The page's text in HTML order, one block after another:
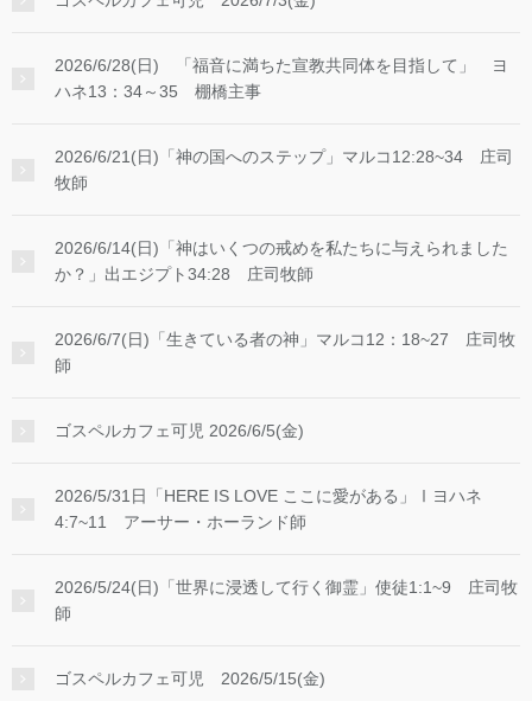
2026/6/28(日) 「福音に満ちた宣教共同体を目指して」 ヨ
ハネ13：34～35 棚橋主事
2026/6/21(日)「神の国へのステップ」マルコ12:28~34 庄司
牧師
2026/6/14(日)「神はいくつの戒めを私たちに与えられました
か？」出エジプト34:28 庄司牧師
2026/6/7(日)「生きている者の神」マルコ12：18~27 庄司牧
師
ゴスペルカフェ可児 2026/6/5(金)
2026/5/31日「HERE IS LOVE ここに愛がある」Ⅰヨハネ
4:7~11 アーサー・ホーランド師
2026/5/24(日)「世界に浸透して行く御霊」使徒1:1~9 庄司牧
師
ゴスペルカフェ可児 2026/5/15(金)